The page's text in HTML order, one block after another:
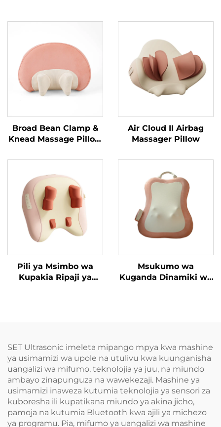
Broad Bean Clamp &
Knead Massage Pillow
Air Cloud II Airbag
Massager Pillow
Pili ya Msimbo wa
Kupakia Ripaji ya
Msukumo wa
Kuganda Dinamiki wa
SET Ultrasonic imeleta mipango mpya kwa mashine
ya usimamizi wa upole na utulivu kwa kuunganisha
uangalizi wa mifumo, teknolojia ya juu, na miundo
ambayo zinapunguza na wawekezaji. Mashine ya
usimamizi inaweza kutumia teknolojia ya sensori za
kuboresha ili kupatikana miundo ya akina jicho,
pamoja na kutumia Bluetooth kwa ajili ya michezo
ya programu. Pia, mifumo ya uangalizi wa mashine